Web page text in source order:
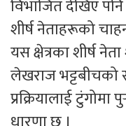
विभाजित देखिए
शीर्ष नेताहरूको
यस क्षेत्रका शीर्ष
लेखराज भट्टबीचको
प्रक्रियालाई